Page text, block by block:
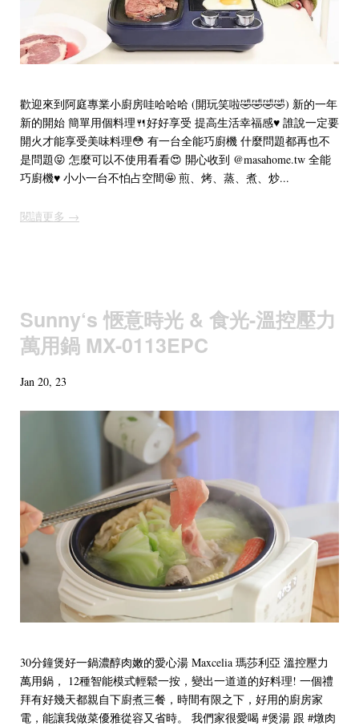
歡迎來到阿庭專業小廚房哇哈哈哈 (開玩笑啦🤣🤣🤣🤣) 新的一年
新的開始 簡單用個料理🍴好好享受 提高生活幸福感♥️ 誰說一定要
開火才能享受美味料理😳 有一台全能巧廚機 什麼問題都再也不
是問題😝 怎麼可以不使用看看😍 開心收到 @masahome.tw 全能
巧廚機♥️ 小小一台不怕占空間🤩 煎、烤、蒸、煮、炒...
閱讀更多 →
Sunny‘s 愜意時光 & 食光-溫控壓力
萬用鍋 MX-0113EPC
Jan 20, 23
30分鐘煲好一鍋濃醇肉嫩的愛心湯 Maxcelia 瑪莎利亞 溫控壓力
萬用鍋， 12種智能模式輕鬆一按，變出一道道的好料理! 一個禮
拜有好幾天都親自下廚煮三餐，時間有限之下，好用的廚房家
電，能讓我做菜優雅從容又省時。 我們家很愛喝 #煲湯 跟 #燉肉